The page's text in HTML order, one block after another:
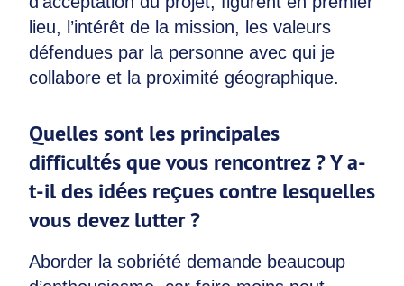
lieu, l’intérêt de la mission, les valeurs
défendues par la personne avec qui je
collabore et la proximité géographique.
Quelles sont les principales
difficultés que vous rencontrez ? Y a-
t-il des idées reçues contre lesquelles
vous devez lutter ?
Aborder la sobriété demande beaucoup